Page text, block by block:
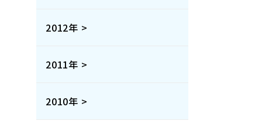
2012年 >
2011年 >
2010年 >